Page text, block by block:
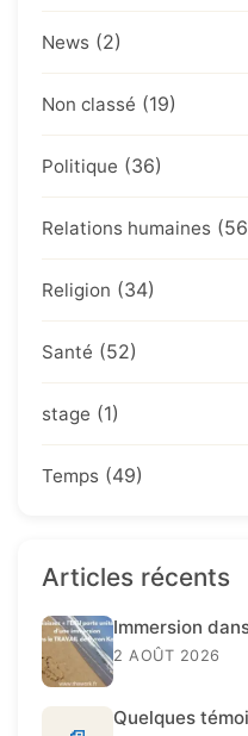
News (2)
Non classé (19)
Politique (36)
Relations humaines
Religion (34)
Santé (52)
stage (1)
Temps (49)
Articles récents
Immersion
2 AOÛT 2026
Quelques